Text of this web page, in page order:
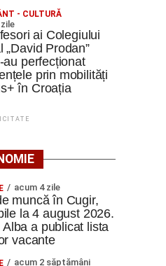
- CULTURĂ
ai Colegiului
„David Prodan”
au perfecționat
prin mobilități
în Croația
acum 4 zile
muncă în Cugir,
la 4 august 2026.
a publicat lista
vacante
acum 2 săptămâni